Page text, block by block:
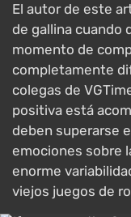
El autor de este
de gallina cuando
momento de
completamente
colegas de
positiva está
deben superarse
emociones sobre
enorme
viejos juegos de